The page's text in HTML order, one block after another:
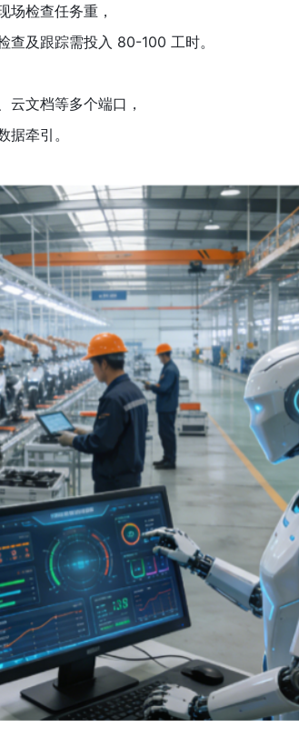
场检查任务重，
查及跟踪需投入 80-100 工时。
云文档等多个端口，
牵引。